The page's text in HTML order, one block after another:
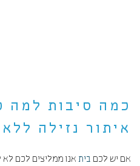
כמה סיבות למה
איתור נזילה
אם יש לכם בית אנו ממליצים לכם